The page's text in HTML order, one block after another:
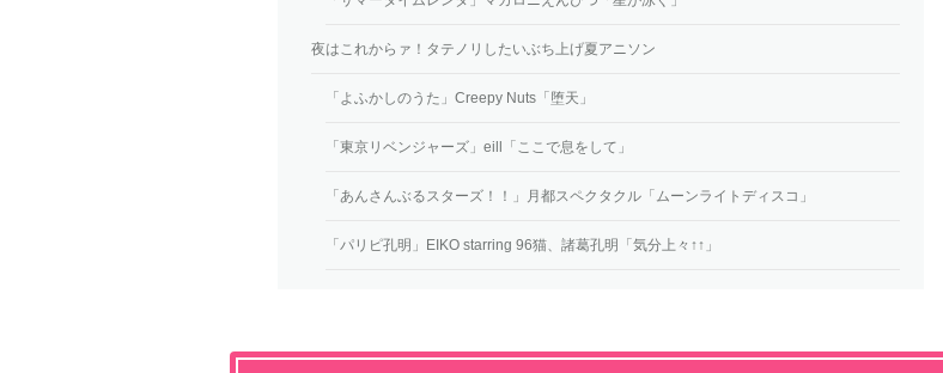
夜はこれからァ！タテノリしたいぶち上げ夏アニソン
「よふかしのうた」Creepy Nuts「堕天」
「東京リベンジャーズ」eill「ここで息をして」
「あんさんぶるスターズ！！」月都スペクタクル「ムーンライトディスコ」
「パリピ孔明」EIKO starring 96猫、諸葛孔明「気分上々↑↑」